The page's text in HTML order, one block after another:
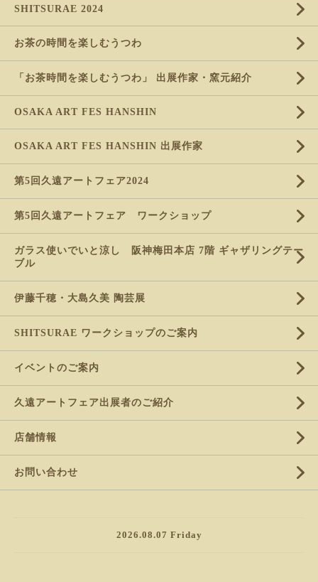
SHITSURAE 2024
お茶の時間を楽しむうつわ
「お茶時間を楽しむうつわ」 出展作家・窯元紹介
OSAKA ART FES HANSHIN
OSAKA ART FES HANSHIN 出展作家
第5回久遠アートフェア2024
第5回久遠アートフェア ワークショップ
ガラス使いでいと涼し 阪神梅田本店 7階 ギャザリングテー
ブル
伊藤千穂・大島久美 陶芸展
SHITSURAE ワークショップのご案内
イベントのご案内
久遠アートフェア出展者のご紹介
店舗情報
お問い合わせ
2026.08.07 Friday